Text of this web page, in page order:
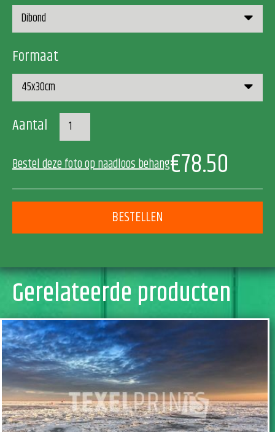
Formaat
Aantal
Bestel deze foto op naadloos behang€78.50
BESTELLEN
Gerelateerde producten